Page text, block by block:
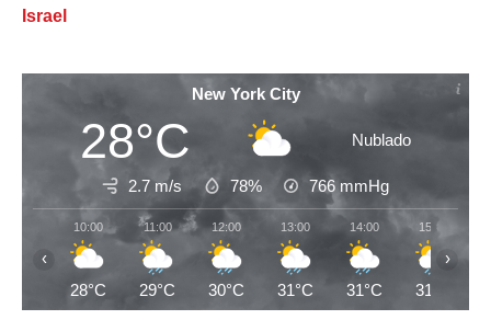
Israel
New York City
28°C Nublado
2.7 m/s 78% 766 mmHg
10:00
28°C
11:00
29°C
12:00
30°C
13:00
31°C
14:00
31°C
15:00
31°C
‹ ›